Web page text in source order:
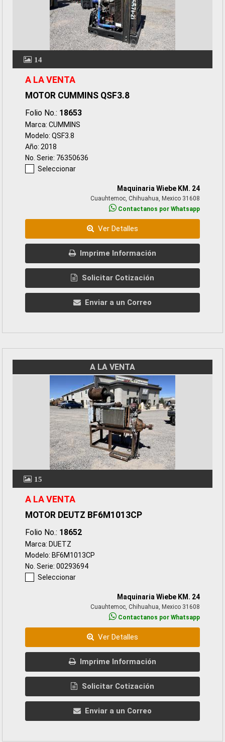
14
A LA VENTA
MOTOR CUMMINS QSF3.8
Folio No.: 18653
Marca: CUMMINS
Modelo: QSF3.8
Año: 2018
No. Serie: 76350636
Seleccionar
Maquinaria Wiebe KM. 24
Cuauhtemoc, Chihuahua, Mexico 31608
Contactanos por Whatsapp
Ver Detalles
Imprime Información
Solicitar Cotización
Enviar a un Correo
A LA VENTA
15
A LA VENTA
MOTOR DEUTZ BF6M1013CP
Folio No.: 18652
Marca: DUETZ
Modelo: BF6M1013CP
No. Serie: 00293694
Seleccionar
Maquinaria Wiebe KM. 24
Cuauhtemoc, Chihuahua, Mexico 31608
Contactanos por Whatsapp
Ver Detalles
Imprime Información
Solicitar Cotización
Enviar a un Correo